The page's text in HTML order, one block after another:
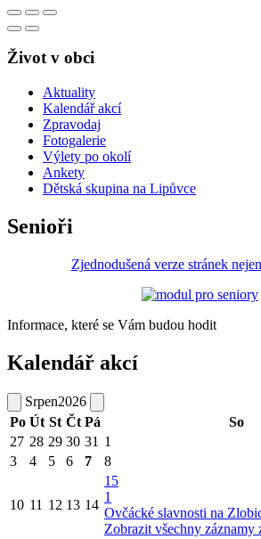
Život v obci
Aktuality
Kalendář akcí
Zpravodaj
Fotogalerie
Výlety po okolí
Ankety
Dětská skupina na Lipůvce
Senioři
Zjednodušená verze stránek
Informace, které se Vám budou hodit
Kalendář akcí
Srpen2026
Po Út St Čt Pá So
27 28 29 30 31 1
3
4 5 6 7 8
10 11 12 13 14
15
1
Ovčácké slavnosti na
Zobrazit všechny záznamy